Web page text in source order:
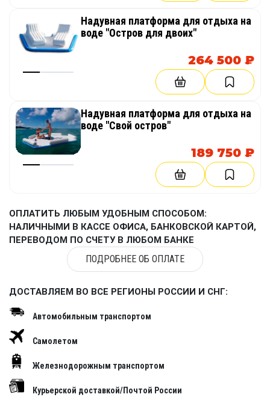
Надувная платформа для отдыха на
воде "Остров для двоих"
264 500 ₽
Надувная платформа для отдыха на
воде "Свой остров"
189 750 ₽
ОПЛАТИТЬ ЛЮБЫМ УДОБНЫМ СПОСОБОМ:
НАЛИЧНЫМИ В КАССЕ ОФИСА, БАНКОВСКОЙ КАРТОЙ,
ПЕРЕВОДОМ ПО СЧЕТУ В ЛЮБОМ БАНКЕ
ПОДРОБНЕЕ ОБ ОПЛАТЕ
ДОСТАВЛЯЕМ ВО ВСЕ РЕГИОНЫ РОССИИ И СНГ:
Автомобильным транспортом
Самолетом
Железнодорожным транспортом
Курьерской доставкой/Почтой России